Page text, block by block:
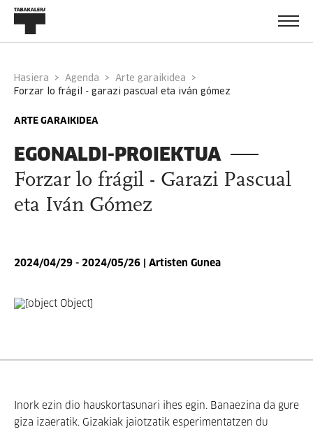
Hasiera Agenda
Arte garaikidea
forzar lo frágil - garazi pascual eta iván gómez
ARTE GARAIKIDEA
EGONALDI-PROIEKTUA
Forzar lo frágil - Garazi Pascual
eta Iván Gómez
2024/04/29 - 2024/05/26 | Artisten Gunea
Inork ezin dio hauskortasunari ihes egin. Banaezina da gure
giza izaeratik. Gizakiak jaiotzatik esperimentatzen du